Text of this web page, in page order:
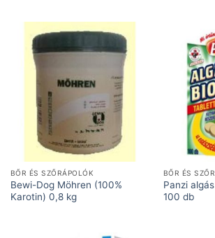
BŐR ÉS SZŐRÁPOLÓK
Bewi-Dog Möhren (100%
Karotin) 0,8 kg
BŐR ÉS
Panzi
100 db